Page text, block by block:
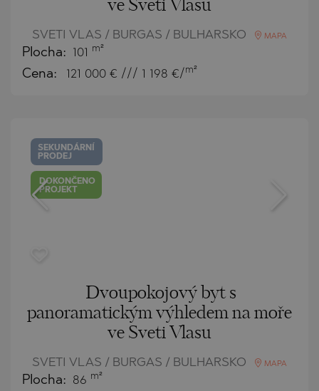
ve Sveti Vlasu
SVETI VLAS / BURGAS / BULHARSKO MAPA
Plocha: 101 m²
Cena: 121 000 € /// 1 198 €/ m²
SEKUNDÁRNÍ
PRODEJ
DOKONČENO
PROJEKT
Dvoupokojový byt s
panoramatickým výhledem na moře
ve Sveti Vlasu
SVETI VLAS / BURGAS / BULHARSKO MAPA
Plocha: 86 m²